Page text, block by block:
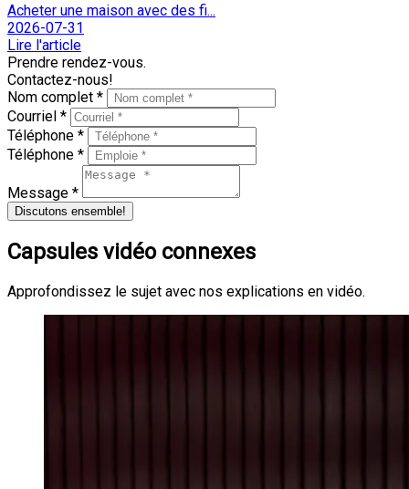
Acheter une maison avec des fi...
2026-07-31
Lire l'article
Prendre rendez-vous.
Contactez-nous!
Nom complet *
Courriel *
Téléphone *
Téléphone *
Message *
Discutons ensemble!
Capsules vidéo connexes
Approfondissez le sujet avec nos explications en vidéo.